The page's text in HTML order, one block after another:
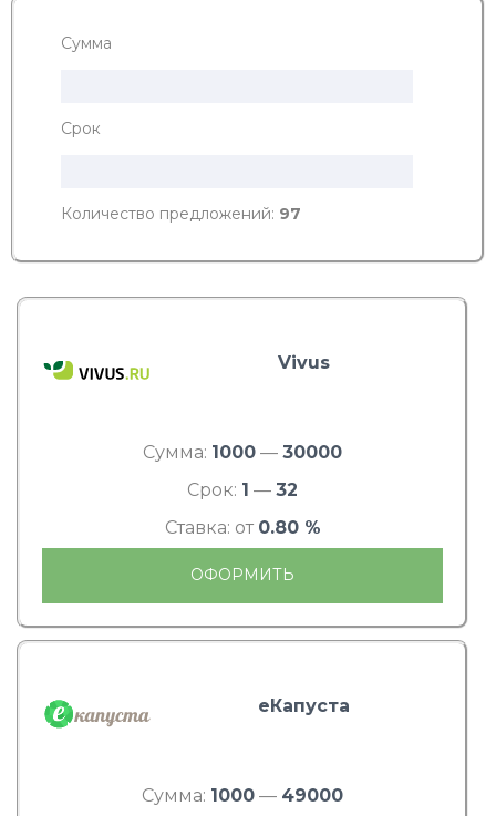
Сумма
Срок
Количество предложений: 97
Vivus
Сумма: 1000 — 30000
Срок: 1 — 32
Ставка: от 0.80 %
ОФОРМИТЬ
еКапуста
Сумма: 1000 — 49000